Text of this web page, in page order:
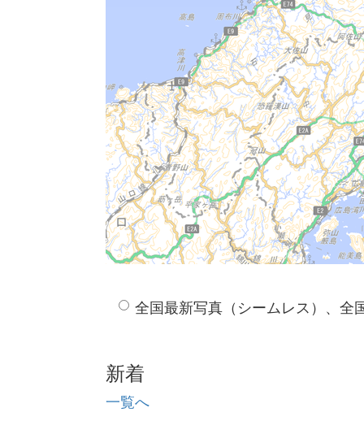
全国最新写真（シームレス）、全
新着
一覧へ